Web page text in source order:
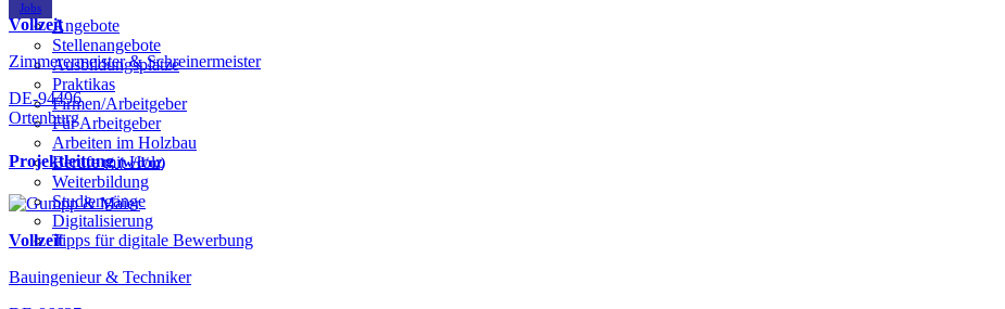
Jobs
Angebote
Stellenangebote
Ausbildungsplätze
Praktikas
Firmen/Arbeitgeber
Für Arbeitgeber
Arbeiten im Holzbau
Berufe mit Holz
Weiterbildung
Studiengänge
Digitalisierung
Tipps für digitale Bewerbung
Vollzeit
Zimmerermeister & Schreinermeister
DE-94496
Ortenburg
Projektleitung(w/d/m)
Vollzeit
Bauingenieur & Techniker